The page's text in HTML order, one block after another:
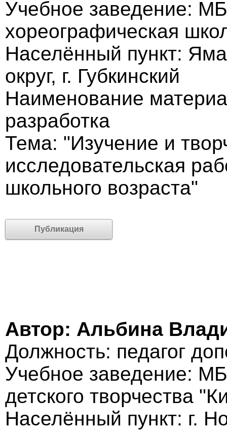
Учебное заведение:
хореографическая
Населённый пункт:
округ, г. Губкинский
Наименование
разработка
Тема: "Изучение и
исследовательская
школьного возраста"
Публикация
Автор: Альбина
Должность: педагог
Учебное заведение:
детского творчества
Населённый пункт: г.